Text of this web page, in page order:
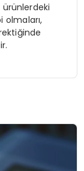
ürünlerdeki
olmaları,